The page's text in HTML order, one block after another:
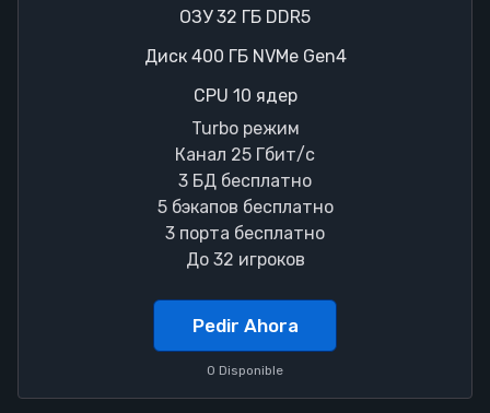
ОЗУ 32 ГБ DDR5
Диск 400 ГБ NVMe Gen4
CPU 10 ядер
Turbo режим
Канал 25 Гбит/с
3 БД бесплатно
5 бэкапов бесплатно
3 порта бесплатно
До 32 игроков
Pedir Ahora
0 Disponible